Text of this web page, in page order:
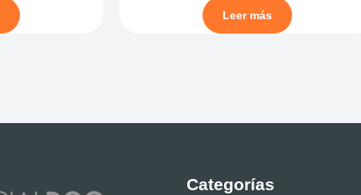
Leer más
Categorías